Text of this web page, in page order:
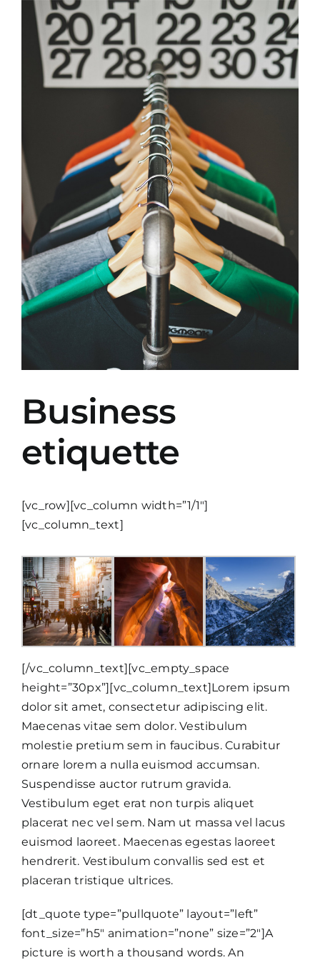
View
Larger
Image
Business
etiquette
[vc_row][vc_column width=”1/1″]
[vc_column_text]
[/vc_column_text][vc_empty_space
height=”30px”][vc_column_text]Lorem ipsum
dolor sit amet, consectetur adipiscing elit.
Maecenas vitae sem dolor. Vestibulum
molestie pretium sem in faucibus. Curabitur
ornare lorem a nulla euismod accumsan.
Suspendisse auctor rutrum gravida.
Vestibulum eget erat non turpis aliquet
placerat nec vel sem. Nam ut massa vel lacus
euismod laoreet. Maecenas egestas laoreet
hendrerit. Vestibulum convallis sed est et
placeran tristique ultrices.
[dt_quote type=”pullquote” layout=”left”
font_size=”h5″ animation=”none” size=”2″]A
picture is worth a thousand words. An